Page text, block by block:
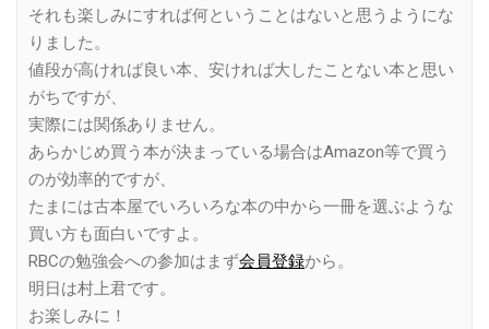
それも楽しみにすれば何ということはないと思うようにな
りました。
値段が高ければ良い本、安ければ大したことない本と思い
がちですが、
実際には関係ありません。
あらかじめ買う本が決まっている場合はAmazon等で買う
のが効率的ですが、
たまには古本屋でいろいろな本の中から一冊を選ぶような
買い方も面白いですよ。
RBCの勉強会への参加はまず会員登録から。
明日は村上君です。
お楽しみに！